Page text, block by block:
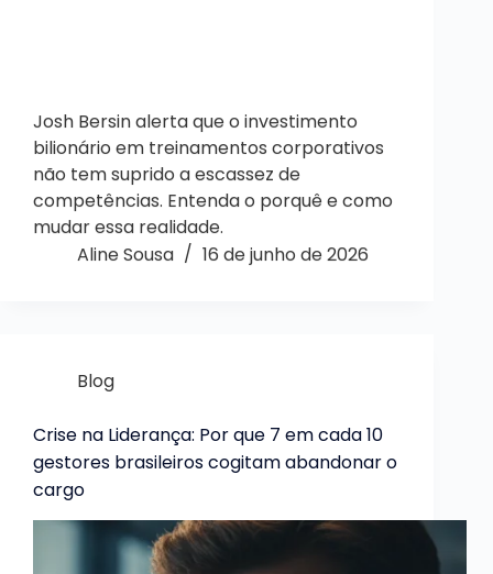
Josh Bersin alerta que o investimento
bilionário em treinamentos corporativos
não tem suprido a escassez de
competências. Entenda o porquê e como
mudar essa realidade.
Aline Sousa
16 de junho de 2026
Blog
Crise na Liderança: Por que 7 em cada 10
gestores brasileiros cogitam abandonar o
cargo